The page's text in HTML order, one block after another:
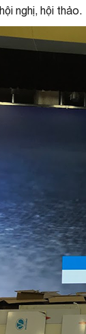
nghị, hội thảo.